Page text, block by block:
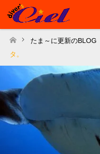
ホーム
たま～に更新のBLOG
タ。